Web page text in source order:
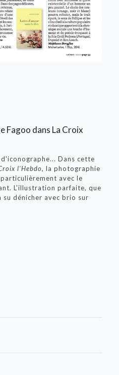
Fagoo dans La Croix
Dans cette
l'Hebdo, la photographie
avec le
L'illustration parfaite, que
su dénicher avec brio sur